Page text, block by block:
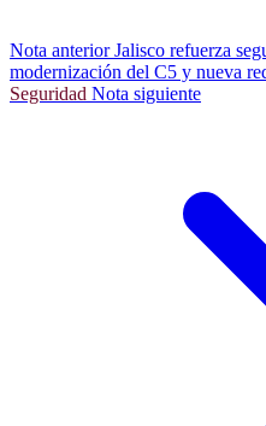
Nota anteriorJalisco refuerza
modernización del C5 y nueva
Seguridad Nota siguiente